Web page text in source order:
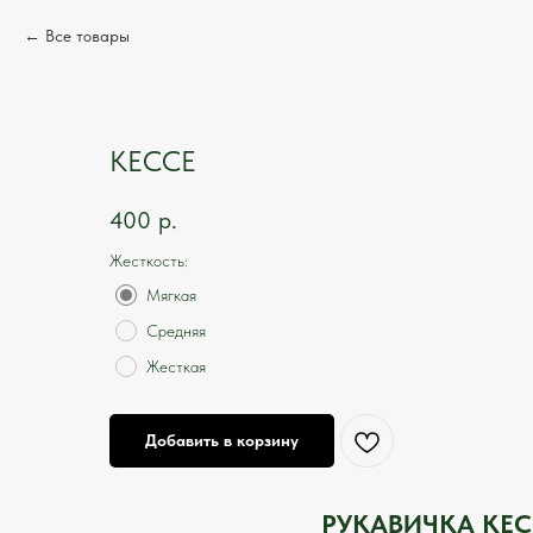
Все товары
КЕССЕ
400 р.
Жесткость:
Мягкая
Средняя
Жесткая
Добавить в корзину
РУКАВИЧКА